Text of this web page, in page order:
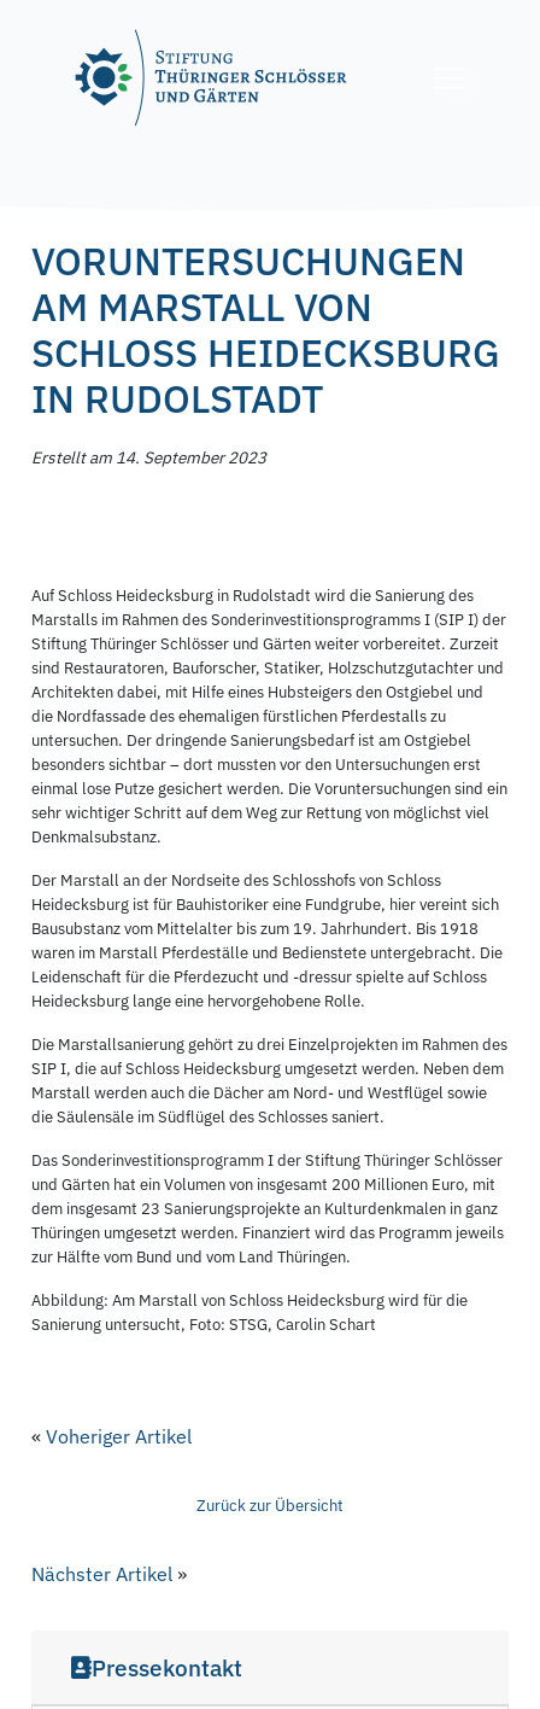
VORUNTERSUCHUNGEN
AM MARSTALL VON
SCHLOSS HEIDECKSBURG
IN RUDOLSTADT
Erstellt am 14. September 2023
Auf Schloss Heidecksburg in Rudolstadt wird die Sanierung des
Marstalls im Rahmen des Sonderinvestitionsprogramms I (SIP I) der
Stiftung Thüringer Schlösser und Gärten weiter vorbereitet. Zurzeit
sind Restauratoren, Bauforscher, Statiker, Holzschutzgutachter und
Architekten dabei, mit Hilfe eines Hubsteigers den Ostgiebel und
die Nordfassade des ehemaligen fürstlichen Pferdestalls zu
untersuchen. Der dringende Sanierungsbedarf ist am Ostgiebel
besonders sichtbar – dort mussten vor den Untersuchungen erst
einmal lose Putze gesichert werden. Die Voruntersuchungen sind ein
sehr wichtiger Schritt auf dem Weg zur Rettung von möglichst viel
Denkmalsubstanz.
Der Marstall an der Nordseite des Schlosshofs von Schloss
Heidecksburg ist für Bauhistoriker eine Fundgrube, hier vereint sich
Bausubstanz vom Mittelalter bis zum 19. Jahrhundert. Bis 1918
waren im Marstall Pferdeställe und Bedienstete untergebracht. Die
Leidenschaft für die Pferdezucht und -dressur spielte auf Schloss
Heidecksburg lange eine hervorgehobene Rolle.
Die Marstallsanierung gehört zu drei Einzelprojekten im Rahmen des
SIP I, die auf Schloss Heidecksburg umgesetzt werden. Neben dem
Marstall werden auch die Dächer am Nord- und Westflügel sowie
die Säulensäle im Südflügel des Schlosses saniert.
Das Sonderinvestitionsprogramm I der Stiftung Thüringer Schlösser
und Gärten hat ein Volumen von insgesamt 200 Millionen Euro, mit
dem insgesamt 23 Sanierungsprojekte an Kulturdenkmalen in ganz
Thüringen umgesetzt werden. Finanziert wird das Programm jeweils
zur Hälfte vom Bund und vom Land Thüringen.
Abbildung: Am Marstall von Schloss Heidecksburg wird für die
Sanierung untersucht, Foto: STSG, Carolin Schart
«Voheriger Artikel
Zurück zur Übersicht
Nächster Artikel »
Pressekontakt